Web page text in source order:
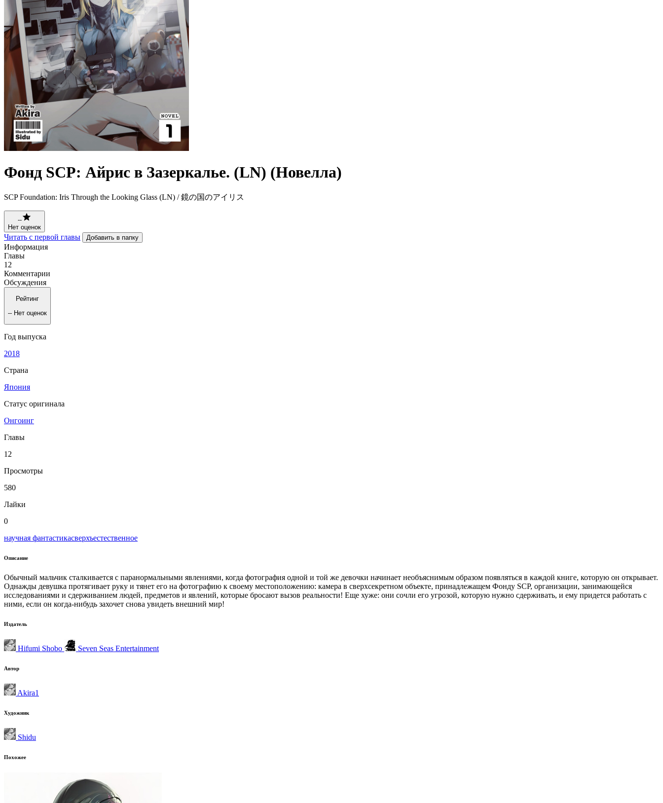
Фонд SCP: Айрис в Зазеркалье. (LN) (Новелла)
SCP Foundation: Iris Through the Looking Glass (LN) / 鏡の国のアイリス
--
Нет оценок
Читать с первой главы Добавить в папку
Информация
Главы
12
Комментарии
Обсуждения
Рейтинг
-- Нет оценок
Год выпуска
2018
Страна
Япония
Статус оригинала
Онгоинг
Главы
12
Просмотры
580
Лайки
0
научная фантастикасверхъестественное
Описание
Обычный мальчик сталкивается с паранормальными явлениями, когда фотография одной и той же девочки начинает необъяснимым образом появляться в каждой книге, которую он открывает.
Однажды девушка протягивает руку и тянет его на фотографию к своему местоположению: камера в сверхсекретном объекте, принадлежащем Фонду SCP, организации, занимающейся
исследованиями и сдерживанием людей, предметов и явлений, которые бросают вызов реальности! Еще хуже: они сочли его угрозой, которую нужно сдерживать, и ему придется работать с
ними, если он когда-нибудь захочет снова увидеть внешний мир!
Издатель
Hifumi Shobo Seven Seas Entertainment
Автор
Akira1
Художник
Shidu
Похожее